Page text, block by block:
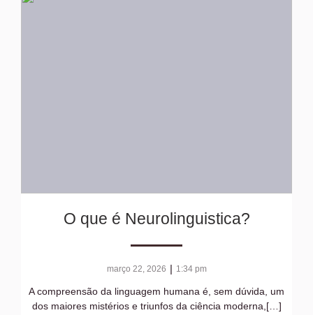
O que é Neurolinguistica?
março 22, 2026 | 1:34 pm
A compreensão da linguagem humana é, sem dúvida, um
dos maiores mistérios e triunfos da ciência moderna,[…]